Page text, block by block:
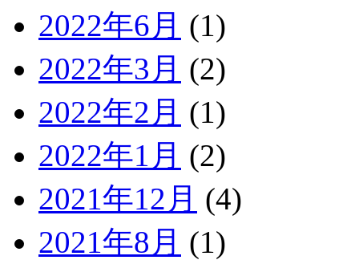
2022年6月 (1)
2022年3月 (2)
2022年2月 (1)
2022年1月 (2)
2021年12月 (4)
2021年8月 (1)